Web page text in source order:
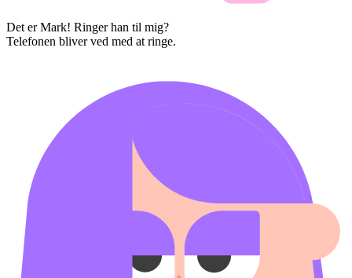
Det er Mark! Ringer han til mig?
Telefonen bliver ved med at ringe.